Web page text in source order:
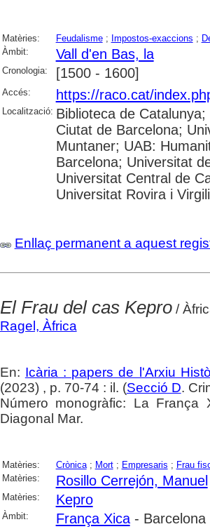
Matèries: Feudalisme; Impostos-exaccions ;
Àmbit:
Vall d'en Bas, la
Cronologia: [1500 - 1600]
Accés: https://raco.cat/
Localització: Biblioteca de
Ciutat de Barcelona;
Muntaner; UAB:
Barcelona; Universitat
Universitat Central de
Universitat Rovira i Virgili
Enllaç permanent a aquest
El Frau del cas Kepro/
Ragel, Àfrica
En: Icària : papers de l'Arxiu
(2023) , p. 70-74 : il. (Secció D.
Número monogràfic: La
Diagonal Mar.
Matèries: Crònica; Mort; Empresaris ; Frau
Matèries:
Rosillo Cerrejón, Manuel
Matèries: Kepro
Àmbit: França Xica-